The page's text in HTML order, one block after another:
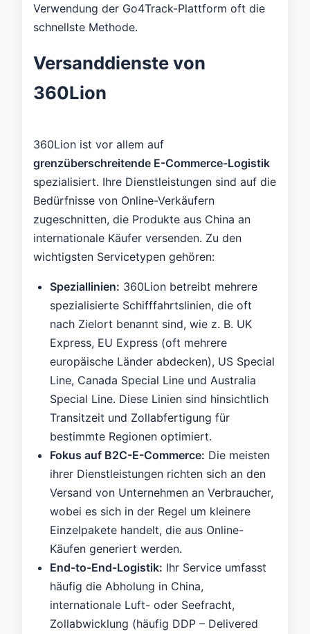
Verwendung der Go4Track-Plattform oft die
schnellste Methode.
Versanddienste von
360Lion
360Lion ist vor allem auf
grenzüberschreitende E-Commerce-Logistik
spezialisiert. Ihre Dienstleistungen sind auf die
Bedürfnisse von Online-Verkäufern
zugeschnitten, die Produkte aus China an
internationale Käufer versenden. Zu den
wichtigsten Servicetypen gehören:
Speziallinien: 360Lion betreibt mehrere
spezialisierte Schifffahrtslinien, die oft
nach Zielort benannt sind, wie z. B. UK
Express, EU Express (oft mehrere
europäische Länder abdecken), US Special
Line, Canada Special Line und Australia
Special Line. Diese Linien sind hinsichtlich
Transitzeit und Zollabfertigung für
bestimmte Regionen optimiert.
Fokus auf B2C-E-Commerce: Die meisten
ihrer Dienstleistungen richten sich an den
Versand von Unternehmen an Verbraucher,
wobei es sich in der Regel um kleinere
Einzelpakete handelt, die aus Online-
Käufen generiert werden.
End-to-End-Logistik: Ihr Service umfasst
häufig die Abholung in China,
internationale Luft- oder Seefracht,
Zollabwicklung (häufig DDP – Delivered